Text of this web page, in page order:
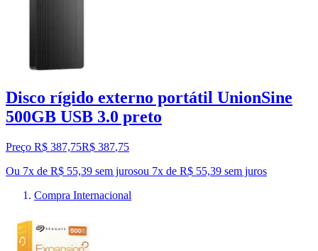
Disco rígido externo portátil UnionSine
500GB USB 3.0 preto
Preço R$ 387,75R$ 387,75
Ou 7x de R$ 55,39 sem jurosou 7x de R$ 55,39 sem juros
Compra Internacional